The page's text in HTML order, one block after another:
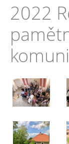
2022